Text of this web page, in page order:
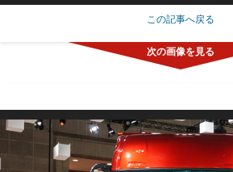
この記事へ戻る